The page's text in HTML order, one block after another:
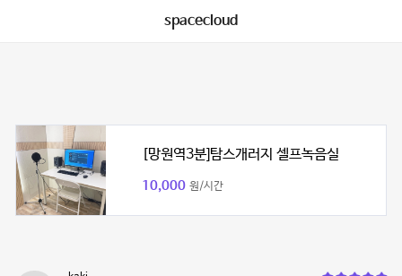
spacecloud
[망원역3분]탐스개러지 셀프녹음실
10,000 원/시간